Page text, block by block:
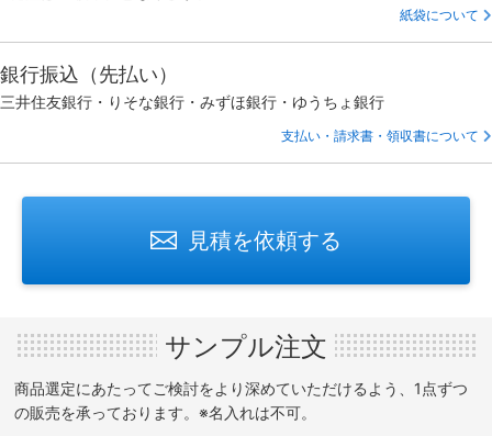
紙袋について
銀行振込（先払い）
三井住友銀行・りそな銀行・みずほ銀行・ゆうちょ銀行
支払い・請求書・領収書について
見積を依頼する
サンプル注文
商品選定にあたってご検討をより深めていただけるよう、1点ずつ
の販売を承っております。※名入れは不可。